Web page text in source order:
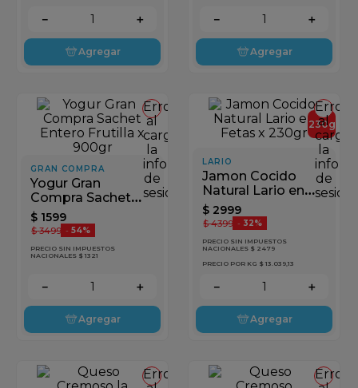
＋
－
Agregar
＋
－
Agregar
Error
al
cargar
la
información
de
sesión
GRAN COMPRA
Yogur Gran
Compra Sachet
Entero Frutilla x
900gr
$ 1599
$ 3499 - 54%
PRECIO SIN IMPUESTOS
NACIONALES $ 1321
＋
－
Agregar
230g
Error
al
cargar
la
de
sesión
LARIO
Jamon Cocido
Natural Lario en
Fetas x 230gr
$ 2999
$ 4399 - 32%
PRECIO SIN IMPUESTOS
NACIONALES $ 2479
PRECIO POR KG $ 13.039,13
＋
－
Agregar
Error
Error